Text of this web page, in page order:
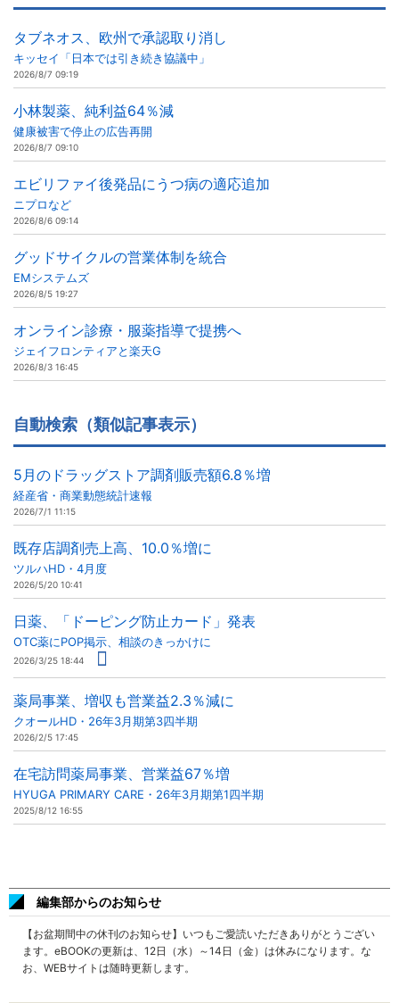
タブネオス、欧州で承認取り消し
キッセイ「日本では引き続き協議中」
2026/8/7 09:19
小林製薬、純利益64％減
健康被害で停止の広告再開
2026/8/7 09:10
エビリファイ後発品にうつ病の適応追加
ニプロなど
2026/8/6 09:14
グッドサイクルの営業体制を統合
EMシステムズ
2026/8/5 19:27
オンライン診療・服薬指導で提携へ
ジェイフロンティアと楽天G
2026/8/3 16:45
自動検索（類似記事表示）
5月のドラッグストア調剤販売額6.8％増
経産省・商業動態統計速報
2026/7/1 11:15
既存店調剤売上高、10.0％増に
ツルハHD・4月度
2026/5/20 10:41
日薬、「ドーピング防止カード」発表
OTC薬にPOP掲示、相談のきっかけに
2026/3/25 18:44
薬局事業、増収も営業益2.3％減に
クオールHD・26年3月期第3四半期
2026/2/5 17:45
在宅訪問薬局事業、営業益67％増
HYUGA PRIMARY CARE・26年3月期第1四半期
2025/8/12 16:55
編集部からのお知らせ
【お盆期間中の休刊のお知らせ】いつもご愛読いただきありがとうござい
ます。eBOOKの更新は、12日（水）～14日（金）は休みになります。な
お、WEBサイトは随時更新します。